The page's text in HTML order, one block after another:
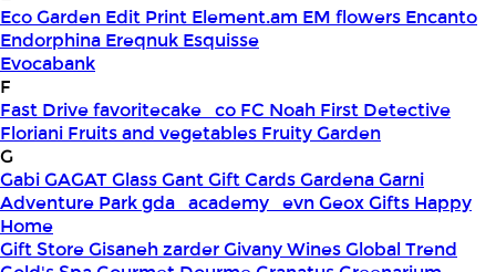
Eco Garden Edit Print Element.am EM flowers Encanto
Endorphina Ereqnuk Esquisse
Evocabank
F
Fast Drivefavoritecake_co FC Noah First Detective
Floriani Fruits and vegetables Fruity Garden
G
GabiGAGAT GlassGant Gift CardsGardenaGarni
Adventure Parkgda_academy_evnGeoxGifts Happy
Home
Gift StoreGisaneh zarderGivany WinesGlobal Trend